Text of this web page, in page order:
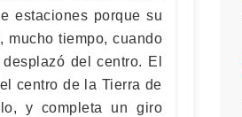
estaciones porque su
mucho tiempo, cuando
del centro. El
centro de la Tierra de
y completa un giro